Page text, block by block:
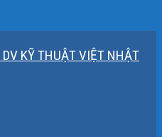
KỸ THUẬT VIỆT NHẬT